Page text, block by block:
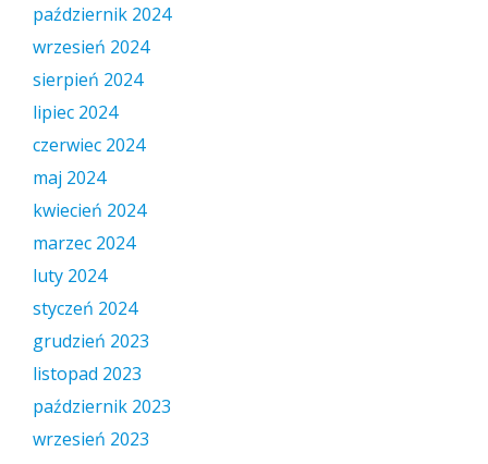
październik 2024
wrzesień 2024
sierpień 2024
lipiec 2024
czerwiec 2024
maj 2024
kwiecień 2024
marzec 2024
luty 2024
styczeń 2024
grudzień 2023
listopad 2023
październik 2023
wrzesień 2023